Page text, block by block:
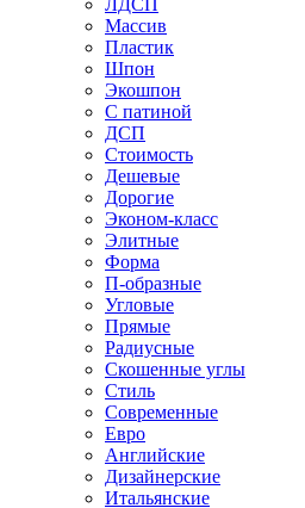
ЛДСП
Массив
Пластик
Шпон
Экошпон
С патиной
ДСП
Стоимость
Дешевые
Дорогие
Эконом-класс
Элитные
Форма
П-образные
Угловые
Прямые
Радиусные
Скошенные углы
Стиль
Современные
Евро
Английские
Дизайнерские
Итальянские